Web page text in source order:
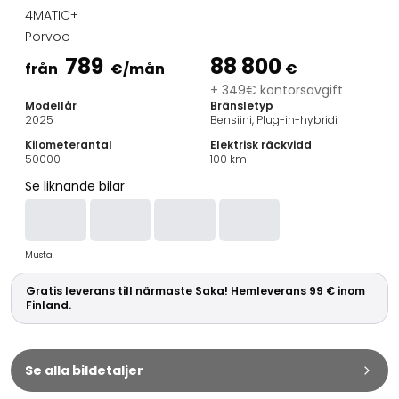
Kombibilar
Stadsbilar
Dragfordon
Kommersiella fordon
Auktionsbilar
Prisvärda bilar
Bilmärken
Audi
BMW
Kia
Mercedes-Benz
Polestar
Skoda
Tesla
Toyota
4MATIC+
Porvoo
från 789 €/mån 88 800 €
+ 349€ kontorsavgift
Modellår
2025
Bränsletyp
Bensiini, Plug-in-hybridi
Kilometerantal
50000
Elektrisk räckvidd
100 km
Se liknande bilar
Musta
Gratis leverans till närmaste Saka! Hemleverans 99 € inom
Finland.
Se alla bildetaljer